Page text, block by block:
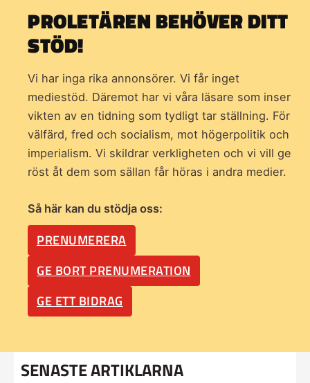
PROLETÄREN BEHÖVER DITT
STÖD!
Vi har inga rika annonsörer. Vi får inget
mediestöd. Däremot har vi våra läsare som inser
vikten av en tidning som tydligt tar ställning. För
välfärd, fred och socialism, mot högerpolitik och
imperialism. Vi skildrar verkligheten och vi vill ge
röst åt dem som sällan får höras i andra medier.
Så här kan du stödja oss:
PRENUMERERA
GE BORT PRENUMERATION
GE ETT BIDRAG
SENASTE ARTIKLARNA